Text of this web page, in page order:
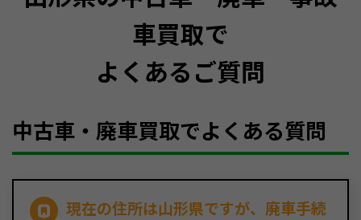
車買取で
よくあるご質問
中古車・廃車買取でよくある質問
現在の住所は山形県ですが、廃車手続